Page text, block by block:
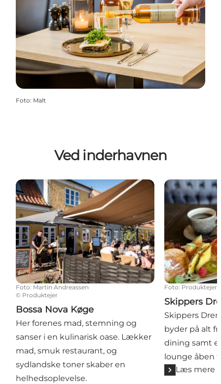
Foto: Malt
Ved inderhavnen
Bossa Nova Køge
Foto: Martin Andreassen
© Produktejer
Bossa Nova Køge
Her forenes mad, stemning og
sanser i en kulinarisk oase. Lækker
mad, smuk restaurant, og
sydlandske toner skaber en
helhedsoplevelse.
Skippers
Foto: Produktejer
Skippers
Skippers
byder på alt
dining samt
lounge åben
Læs mere